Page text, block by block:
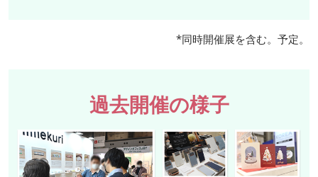
*同時開催展を含む。予定。
過去開催の様子